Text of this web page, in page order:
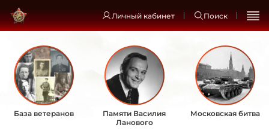
Личный кабинет Поиск
База ветеранов
Памяти Василия
Ланового
Московская битва